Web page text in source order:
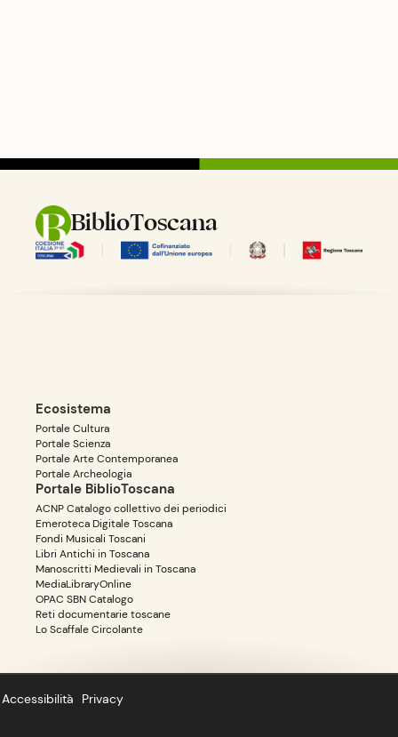
BiblioToscana
Ecosistema
Portale Cultura
Portale Scienza
Portale Arte Contemporanea
Portale Archeologia
Portale BiblioToscana
ACNP Catalogo collettivo dei periodici
Emeroteca Digitale Toscana
Fondi Musicali Toscani
Libri Antichi in Toscana
Manoscritti Medievali in Toscana
MediaLibraryOnline
OPAC SBN Catalogo
Reti documentarie toscane
Lo Scaffale Circolante
Accessibilità Privacy